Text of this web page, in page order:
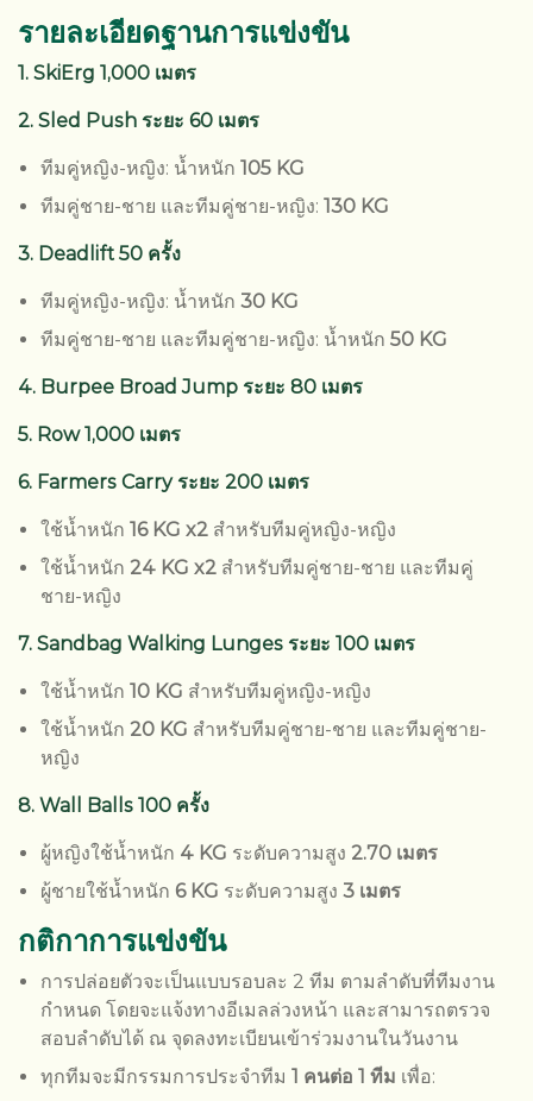
รายละเอียดฐานการแข่งขัน
1. SkiErg 1,000 เมตร
2. Sled Push ระยะ 60 เมตร
ทีมคู่หญิง-หญิง: น้ำหนัก105 KG
ทีมคู่ชาย-ชาย และทีมคู่ชาย-หญิง:130 KG
3. Deadlift 50 ครั้ง
ทีมคู่หญิง-หญิง: น้ำหนัก30 KG
ทีมคู่ชาย-ชาย และทีมคู่ชาย-หญิง: น้ำหนัก 50 KG
4. Burpee Broad Jump ระยะ 80 เมตร
5. Row 1,000 เมตร
6. Farmers Carry ระยะ 200 เมตร
ใช้น้ำหนัก16 KG x2 สำหรับทีมคู่หญิง-หญิง
ใช้น้ำหนัก24 KG x2 สำหรับทีมคู่ชาย-ชาย และทีมคู่
ชาย-หญิง
7. Sandbag Walking Lunges ระยะ 100 เมตร
ใช้น้ำหนัก10 KG สำหรับทีมคู่หญิง-หญิง
ใช้น้ำหนัก20 KG สำหรับทีมคู่ชาย-ชาย และทีมคู่ชาย-
หญิง
8. Wall Balls 100 ครั้ง
ผู้หญิงใช้น้ำหนัก 4 KG ระดับความสูง2.70 เมตร
ผู้ชายใช้น้ำหนัก 6 KG ระดับความสูง3 เมตร
กติกาการแข่งขัน
การปล่อยตัวจะเป็นแบบรอบละ 2 ทีม ตามลำดับที่ทีมงาน
กำหนด โดยจะแจ้งทางอีเมลล่วงหน้า และสามารถตรวจ
สอบลำดับได้ ณ จุดลงทะเบียนเข้าร่วมงานในวันงาน
ทุกทีมจะมีกรรมการประจำทีม1 คนต่อ 1 ทีม เพื่อ: